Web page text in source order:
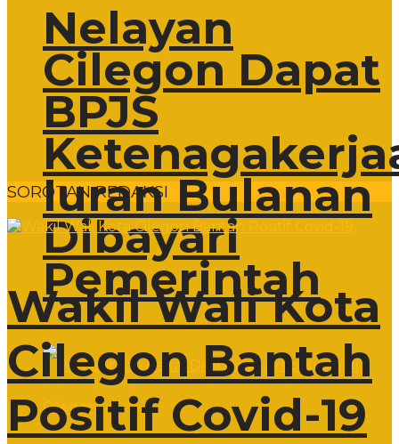
Nelayan
Cilegon Dapat
BPJS
Iuran Bulanan
Dibayari
Pemerintah
SOROTAN REDAKSI
Wakil Wali Kota
Cilegon Bantah
Positif Covid-19